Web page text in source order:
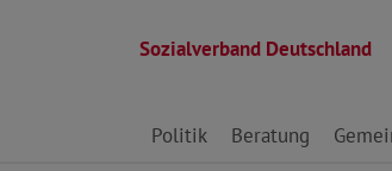
Sozialverband Deutschland
Direkt zu den Inhalten
Politik Beratung